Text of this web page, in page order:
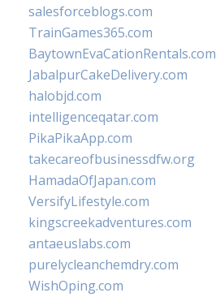
salesforceblogs.com
TrainGames365.com
BaytownEvaCationRentals.com
JabalpurCakeDelivery.com
halobjd.com
intelligenceqatar.com
PikaPikaApp.com
takecareofbusinessdfw.org
HamadaOfJapan.com
VersifyLifestyle.com
kingscreekadventures.com
antaeuslabs.com
purelycleanchemdry.com
WishOping.com